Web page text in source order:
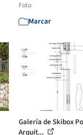
Foto
Marcar
Galería de Skibox
Arquit...